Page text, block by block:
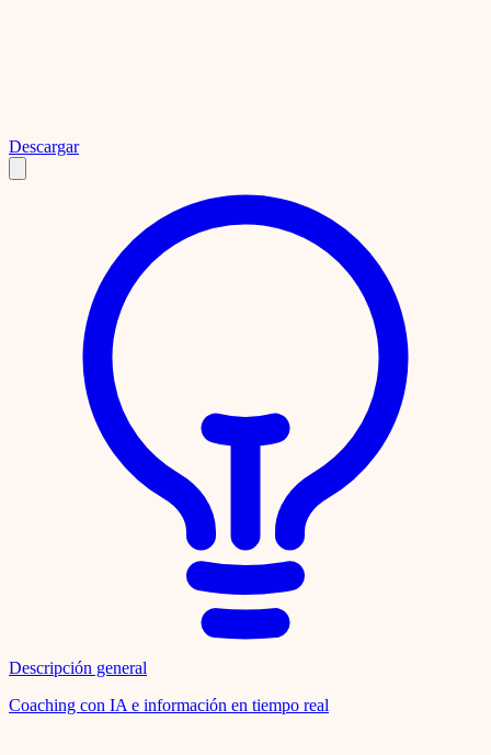
Descargar
Descripción general
Coaching con IA e información en tiempo real